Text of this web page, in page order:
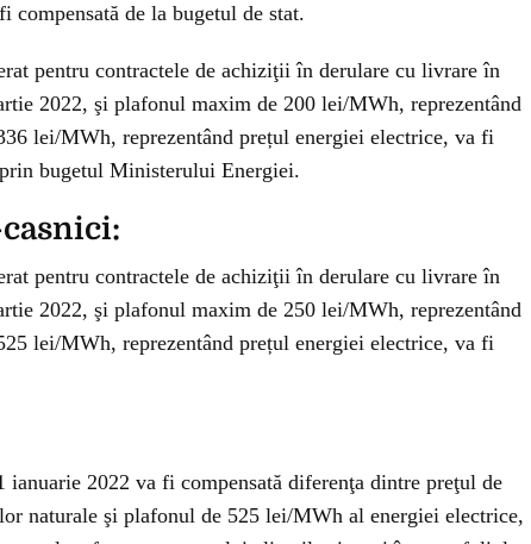
de la bugetul de stat.
pentru contractele de achiziţii în derulare cu livrare în
2022, şi plafonul maxim de 200 lei/MWh, reprezentând
lei/MWh, reprezentând prețul energiei electrice, va fi
bugetul Ministerului Energiei.
pentru contractele de achiziţii în derulare cu livrare în
2022, şi plafonul maxim de 250 lei/MWh, reprezentând
lei/MWh, reprezentând prețul energiei electrice, va fi
2022 va fi compensată diferenţa dintre preţul de
naturale şi plafonul de 525 lei/MWh al energiei electrice,